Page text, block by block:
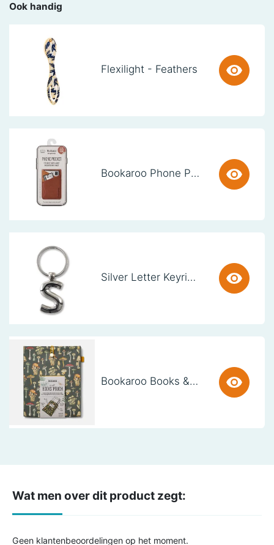
Ook handig
Flexilight - Feathers
Bookaroo Phone Pocket - Brown
Silver Letter Keyring - S (set van 3)
Bookaroo Books & Stuff Pouch - Botanical
Wat men over dit product zegt:
Geen klantenbeoordelingen op het moment.